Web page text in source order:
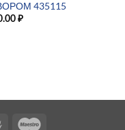
435115
₽
Cash